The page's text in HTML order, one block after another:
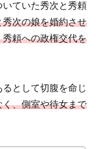
いていた秀次と秀頼
秀次の娘を婚約させ
頼への政権交代を
として切腹を命じ
、側室や待女まで